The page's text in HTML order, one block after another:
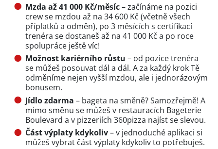
Mzda až 41 000 Kč/měsíc– začínáme na pozici
crew se mzdou až na 34 600 Kč (včetně všech
příplatků a odměn), po 3 měsících s certifikací
trenéra se dostaneš až na 41 000 Kč a po roce
spolupráce ještě víc!
Možnost kariérního růstu – od pozice trenéra
se můžeš posouvat dál a dál. A za každý krok Tě
odměníme nejen vyšší mzdou, ale i jednorázovým
bonusem.
Jídlo zdarma – bageta na směně? Samozřejmě! A
mimo směnu se můžeš v restauracích Bageterie
Boulevard a v pizzeriích 360pizza najíst se slevou.
Část výplaty kdykoliv– v jednoduché aplikaci si
můžeš vybrat část výplaty kdykoliv to potřebuješ.